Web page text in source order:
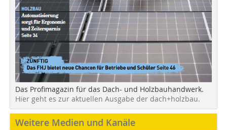
Das Profimagazin für das Dach- und Holzbauhandwerk.
Hier geht es zur aktuellen Ausgabe der dach+holzbau.
Weitere Medien und Kanäle